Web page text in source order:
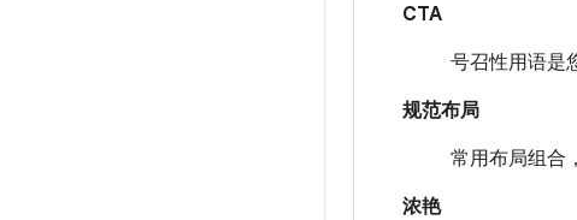
CTA
号召性用语是
规范布局
常用布局组合
浓艳